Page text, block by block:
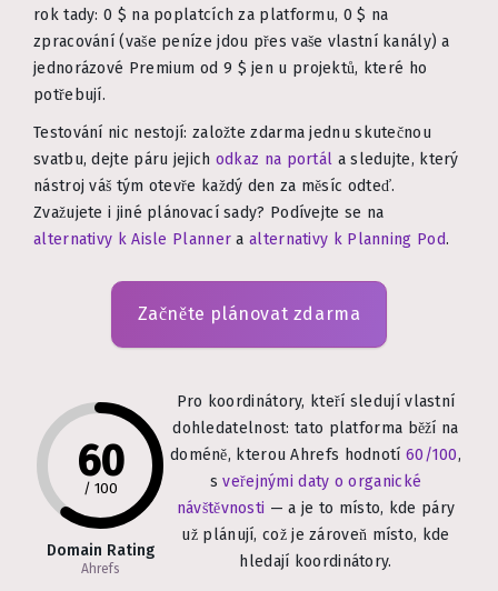
rok tady: 0 $ na poplatcích za platformu, 0 $ na
zpracování (vaše peníze jdou přes vaše vlastní kanály) a
jednorázové Premium od 9 $ jen u projektů, které ho
potřebují.
Testování nic nestojí: založte zdarma jednu skutečnou
svatbu, dejte páru jejich odkaz na portál a sledujte, který
nástroj váš tým otevře každý den za měsíc odteď.
Zvažujete i jiné plánovací sady? Podívejte se na
alternativy k Aisle Planner aalternativy k Planning Pod.
Začněte plánovat zdarma
60
/ 100
Domain Rating
Ahrefs
Pro koordinátory, kteří sledují vlastní
dohledatelnost: tato platforma běží na
doméně, kterou Ahrefs hodnotí 60/100,
sveřejnými daty o organické
návštěvnosti — a je to místo, kde páry
už plánují, což je zároveň místo, kde
hledají koordinátory.